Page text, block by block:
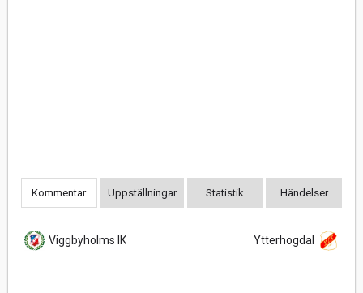
Kommentar Uppställningar Statistik Händelser
Viggbyholms IK Ytterhogdal